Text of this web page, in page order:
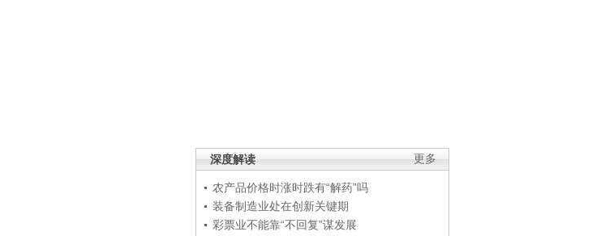
更多
深度解读
农产品价格时涨时跌有“解药”吗
装备制造业处在创新关键期
彩票业不能靠“不回复”谋发展